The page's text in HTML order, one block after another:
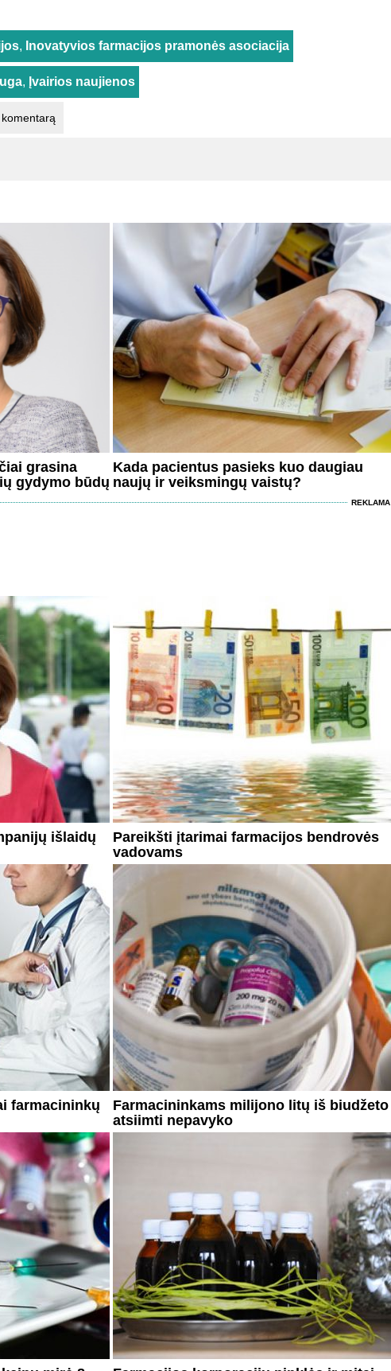
, Inovatyvios farmacijos pramonės asociacija
, Įvairios naujienos
grasina
gydymo būdų
Kada pacientus pasieks kuo daugiau
naujų ir veiksmingų vaistų?
REKLAMA
išlaidų
Pareikšti įtarimai farmacijos bendrovės
vadovams
farmacininkų
Farmacininkams milijono litų iš biudžeto
atsiimti nepavyko